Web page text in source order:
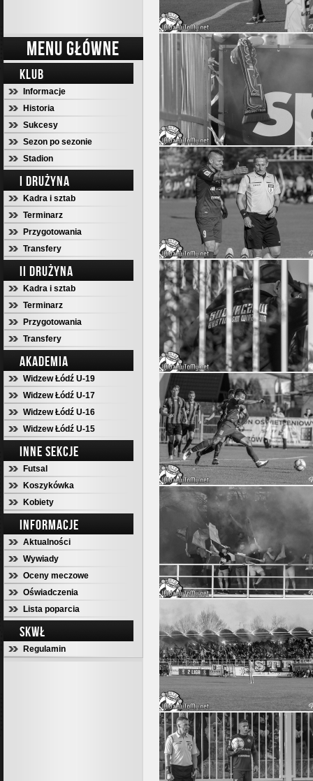
MENU GŁÓWNE
KLUB
Informacje
Historia
Sukcesy
Sezon po sezonie
Stadion
I DRUŻYNA
Kadra i sztab
Terminarz
Przygotowania
Transfery
II DRUŻYNA
Kadra i sztab
Terminarz
Przygotowania
Transfery
AKADEMIA
Widzew Łódź U-19
Widzew Łódź U-17
Widzew Łódź U-16
Widzew Łódź U-15
INNE SEKCJE
Futsal
Koszykówka
Kobiety
INFORMACJE
Aktualności
Wywiady
Oceny meczowe
Oświadczenia
Lista poparcia
SKWŁ
Regulamin